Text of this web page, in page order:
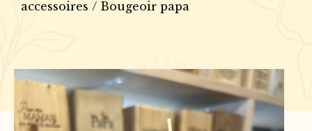
accessoires / Bougeoir papa